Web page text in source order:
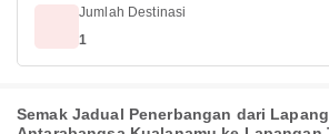
Jumlah Destinasi
1
Semak Jadual Penerbangan dari